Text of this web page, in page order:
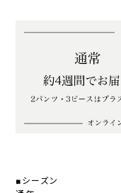
■シーズン